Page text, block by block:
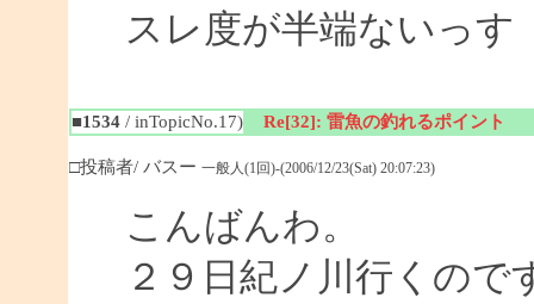
スレ度が半端ないっす
■1534/ inTopicNo.17) Re[32]: 雷魚の釣れるポイント
□投稿者/ バスー 一般人(1回)-(2006/12/23(Sat) 20:07:23)
こんばんわ。
２９日紀ノ川行くので